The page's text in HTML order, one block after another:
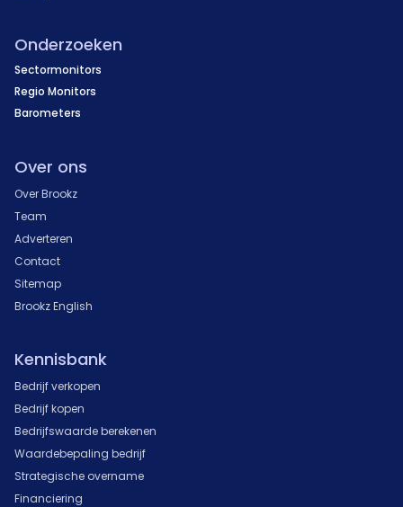
Onderzoeken
Sectormonitors
Regio Monitors
Barometers
Over ons
Over Brookz
Team
Adverteren
Contact
Sitemap
Brookz English
Kennisbank
Bedrijf verkopen
Bedrijf kopen
Bedrijfswaarde berekenen
Waardebepaling bedrijf
Strategische overname
Financiering